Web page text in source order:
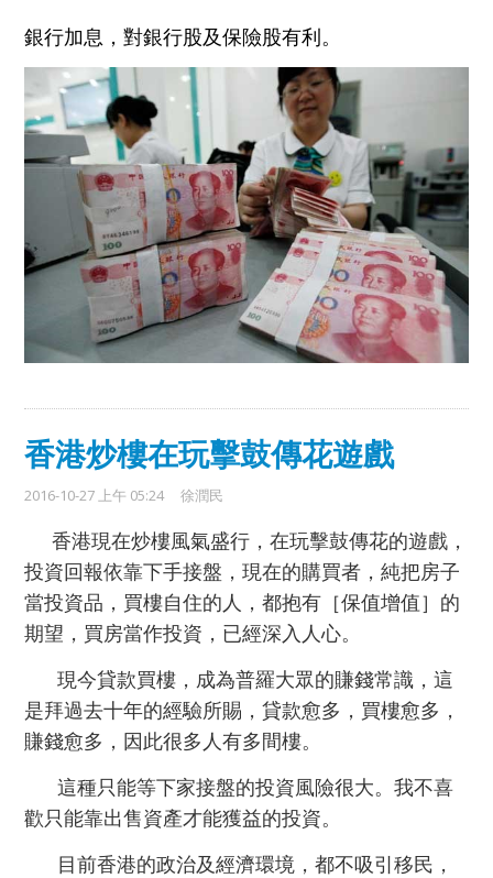
銀行加息 ，對銀行股及保險股有利。
香港炒樓在玩擊鼓傳花遊戲
2016-10-27 上午 05:24 徐潤民
香港現在炒樓風氣盛行，在玩擊鼓傳花的遊戲，
投資回報依靠下手接盤，現在的購買者，純把房子
當投資品，買樓自住的人，都抱有［保值增值］的
期望，買房當作投資，已經深入人心。
現今貸款買樓，成為普羅大眾的賺錢常識，這
是拜過去十年的經驗所賜，貸款愈多，買樓愈多，
賺錢愈多，因此很多人有多間樓。
這種只能等下家接盤的投資風險很大。我不喜
歡只能靠出售資產才能獲益的投資。
目前香港的政治及經濟環境，都不吸引移民，